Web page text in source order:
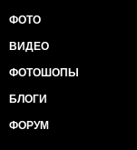
ФОТО
ВИДЕО
ФОТОШОПЫ
БЛОГИ
ФОРУМ